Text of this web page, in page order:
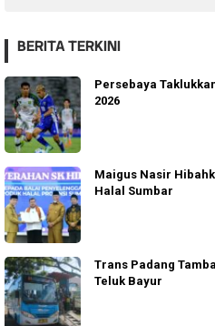
BERITA TERKINI
Persebaya
2026
Maigus Nasir
Halal Sumbar
Trans Padang
Teluk Bayur